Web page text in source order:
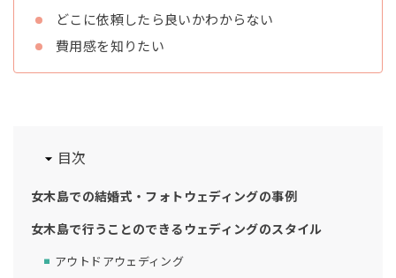
どこに依頼したら良いかわからない
費用感を知りたい
目次
女木島での結婚式・フォトウェディングの事例
女木島で行うことのできるウェディングのスタイル
アウトドアウェディング